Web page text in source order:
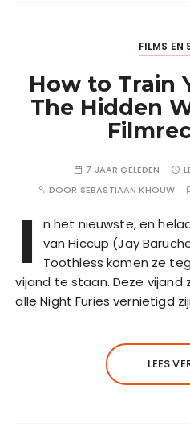
FILMS EN
How to Train
The Hidden
7 JAAR GELEDEN
DOOR SEBASTIAAN KHOUW
I
n het nieuwste, en
van Hiccup (Jay
Toothless komen ze
vijand te staan. Deze
alle Night Furies vernietigd
LEES